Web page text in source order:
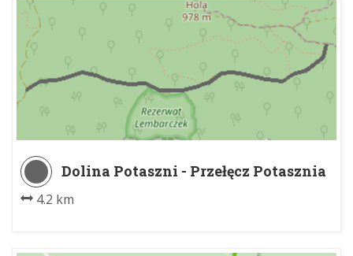
Dolina Potaszni - Przełęcz Potasznia
4.2 km